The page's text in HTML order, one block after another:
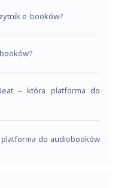
e-booków?
– która platforma do
do audiobooków